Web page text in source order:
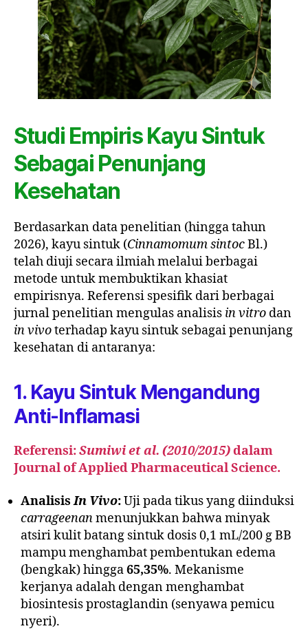
Studi Empiris Kayu Sintuk
Sebagai Penunjang
Kesehatan
Berdasarkan data penelitian (hingga tahun
2026), kayu sintuk (Cinnamomum sintocBl.)
telah diuji secara ilmiah melalui berbagai
metode untuk membuktikan khasiat
empirisnya. Referensi spesifik dari berbagai
jurnal penelitian mengulas analisis in vitro dan
in vivoterhadap kayu sintuk sebagai penunjang
kesehatan di antaranya:
1. Kayu Sintuk Mengandung
Anti-Inflamasi
Referensi:Sumiwi et al. (2010/2015)dalam
Journal of Applied Pharmaceutical Science.
AnalisisIn Vivo:Uji pada tikus yang diinduksi
carrageenanmenunjukkan bahwa minyak
atsiri kulit batang sintuk dosis 0,1 mL/200 g BB
mampu menghambat pembentukan edema
(bengkak) hingga65,35%. Mekanisme
kerjanya adalah dengan menghambat
biosintesis prostaglandin (senyawa pemicu
nyeri).